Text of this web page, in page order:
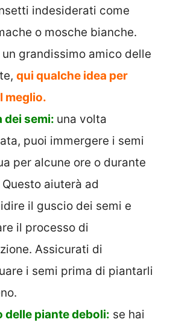
indesiderati come
o mosche bianche.
un grandissimo amico delle
qui qualche idea per
meglio.
dei semi: una volta
puoi immergere i semi
per alcune ore o durante
aiuterà ad
il guscio dei semi e
il processo di
Assicurati di
i semi prima di piantarli
delle piante deboli: se hai